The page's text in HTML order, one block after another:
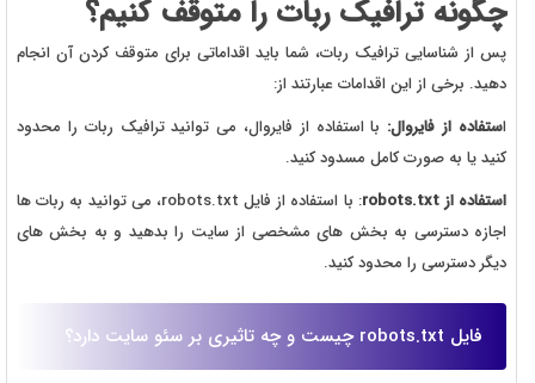
چگونه ترافیک ربات را متوقف کنیم؟
پس از شناسایی ترافیک ربات، شما باید اقداماتی برای متوقف کردن آن انجام
دهید. برخی از این اقدامات عبارتند از:
استفاده از فایروال: با استفاده از فایروال، می توانید ترافیک ربات را محدود
کنید یا به صورت کامل مسدود کنید.
استفاده از robots.txt
: با استفاده از فایل robots.txt، می توانید به ربات ها
اجازه دسترسی به بخش های مشخصی از سایت را بدهید و به بخش های
دیگر دسترسی را محدود کنید.
فایل robots.txt چیست و چه تاثیری بر سئو سایت دارد؟